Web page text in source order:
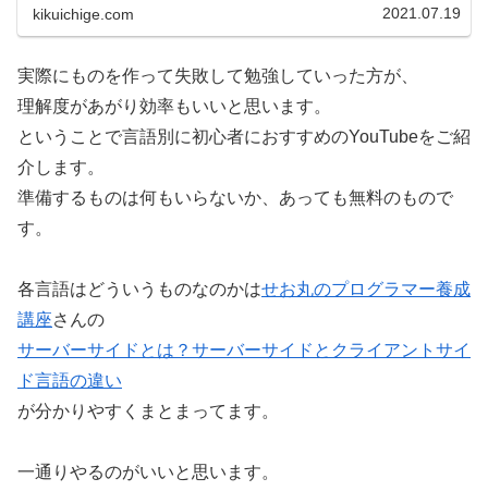
kikuichige.com 2021.07.19
実際にものを作って失敗して勉強していった方が、
理解度があがり効率もいいと思います。
ということで言語別に初心者におすすめのYouTubeをご紹
介します。
準備するものは何もいらないか、あっても無料のもので
す。
各言語はどういうものなのかはせお丸のプログラマー養成
講座さんの
サーバーサイドとは？サーバーサイドとクライアントサイ
ド言語の違い
が分かりやすくまとまってます。
一通りやるのがいいと思います。